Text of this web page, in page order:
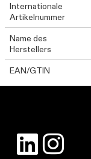
Internationale
Artikelnummer
Name des
Herstellers
EAN/GTIN